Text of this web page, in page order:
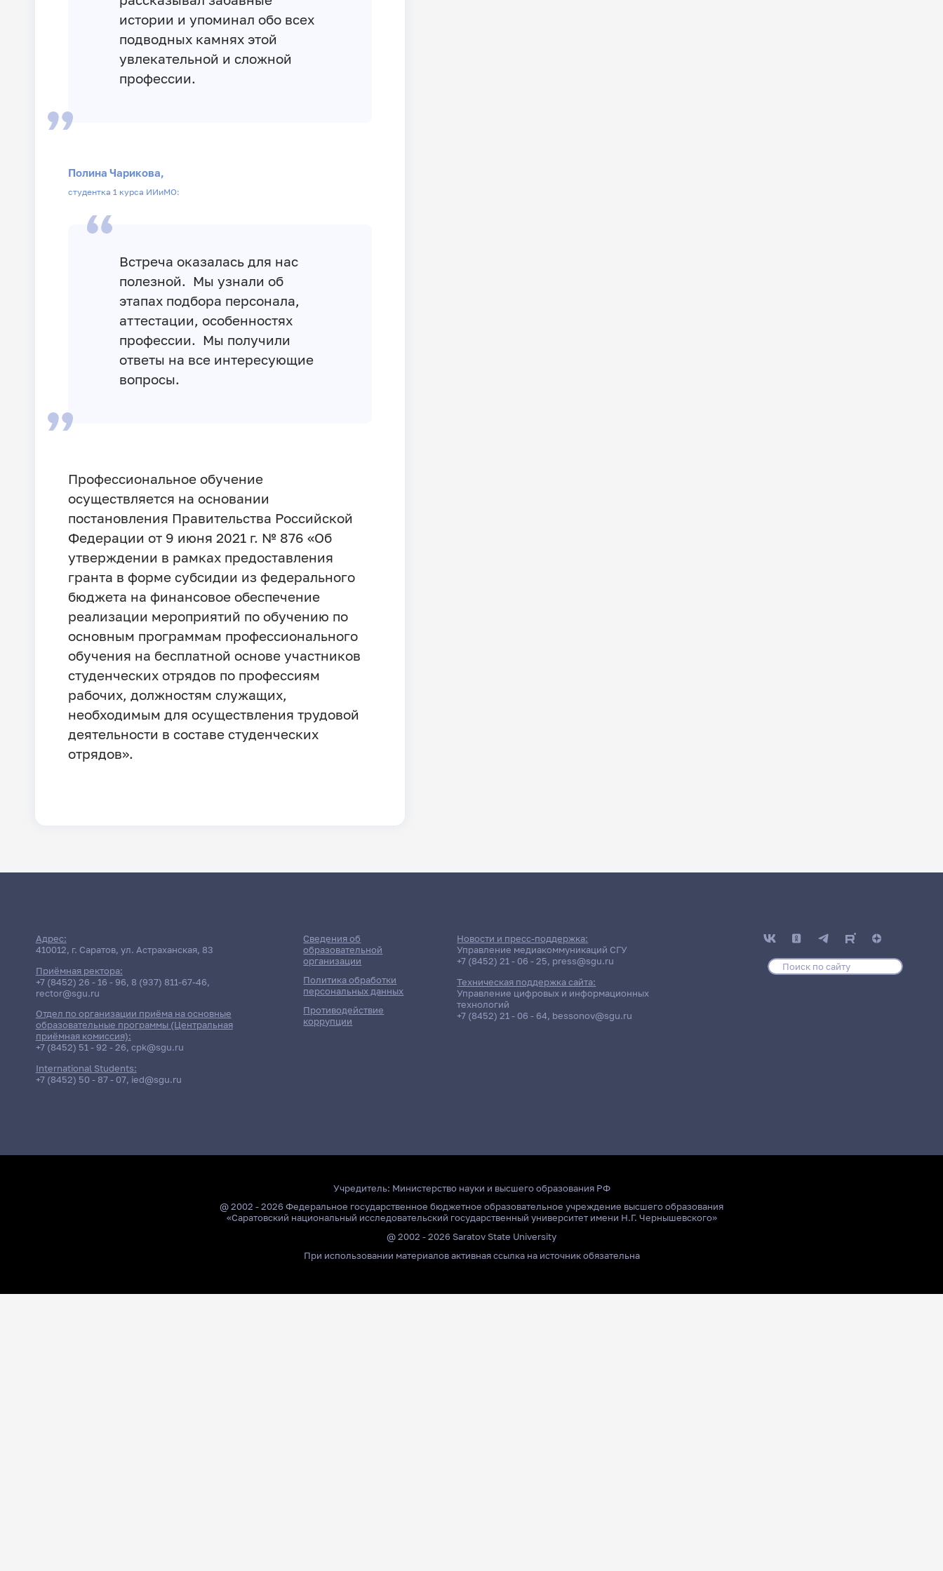
истории и упоминал обо всех
подводных камнях этой
увлекательной и сложной
профессии.
Полина Чарикова,
студентка 1 курса ИИиМО:
Встреча оказалась для нас
полезной. Мы узнали об
этапах подбора персонала,
аттестации, особенностях
профессии. Мы получили
ответы на все интересующие
вопросы.
Профессиональное обучение
осуществляется на основании
постановления Правительства Российской
Федерации от 9 июня 2021 г. № 876 «Об
утверждении в рамках предоставления
гранта в форме субсидии из федерального
бюджета на финансовое обеспечение
реализации мероприятий по обучению по
основным программам профессионального
обучения на бесплатной основе участников
студенческих отрядов по профессиям
рабочих, должностям служащих,
необходимым для осуществления трудовой
деятельности в составе студенческих
отрядов».
Адрес:
410012, г. Саратов, ул. Астраханская, 83
Приёмная ректора:
+7 (8452) 26 - 16 - 96, 8 (937) 811-67-46,
rector@sgu.ru
Отдел по организации приёма на основные
образовательные программы (Центральная
приёмная комиссия):
+7 (8452) 51 - 92 - 26, cpk@sgu.ru
International Students:
+7 (8452) 50 - 87 - 07, ied@sgu.ru
Сведения об
образовательной
организации
Политика обработки
персональных данных
Противодействие
коррупции
Новости и пресс-поддержка:
Управление медиакоммуникаций СГУ
+7 (8452) 21 - 06 - 25, press@sgu.ru
Техническая поддержка сайта:
Управление цифровых и информационных
технологий
+7 (8452) 21 - 06 - 64, bessonov@sgu.ru
Учредитель: Министерство науки и высшего образования РФ
@ 2002 - 2026 Федеральное государственное бюджетное образовательное учреждение высшего образования
«Саратовский национальный исследовательский государственный университет имени Н.Г. Чернышевского»
@ 2002 - 2026 Saratov State University
При использовании материалов активная ссылка на источник обязательна